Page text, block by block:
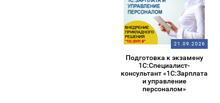
21.09.2026
Подготовка к экзамену
1С:Специалист-
консультант «1С:Зарплата
и управление
персоналом»